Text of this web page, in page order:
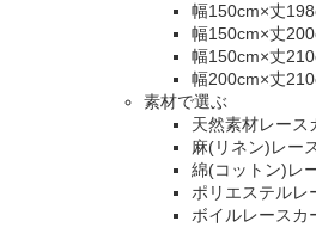
幅150cm×丈
幅150cm×丈
幅150cm×丈
幅200cm×丈
素材で選ぶ
天然素材レース
麻(リネン)レー
綿(コットン)レ
ポリエステルレ
ボイルレースカ